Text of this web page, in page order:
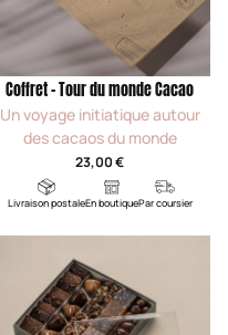
Coffret - Tour du monde Cacao
Un voyage initiatique autour
des cacaos du monde
23,00 €
Livraison postaleEn boutiquePar coursier